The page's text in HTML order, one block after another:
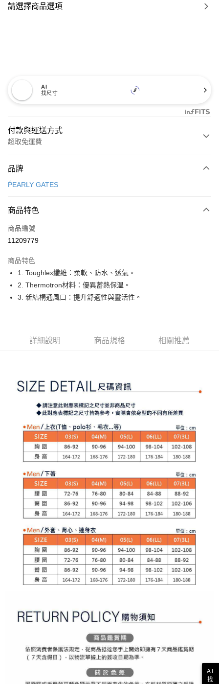
請選擇商品選項
AI
找尺寸
付款與運送方式
超取免運費
信用卡一次付款
LINE Pay
Apple Pay
悠遊付
大哥付你分期
相關說明
成交易。
【繳款方式說明】
1.分期款項不併入電信帳單，「大哥付你分期」於每月結算日後寄送繳費提
2.透過簡訊連結打開帳單後，可選擇「超商條碼／台灣大直營門市／銀行轉
【注意事項】
1.本服務係由「台灣大哥大股份有限公司」（以下簡稱本公司）所提供，讓
用戶於交易時，得透過本服務購買商品或服務，並由商店將買賣／分期付款
2.基於同意付款使用「大哥付你分期」之契約關係目的，商店將以您的個人
資料（包含姓名、電話或地址）提供予台灣大哥大進項蒐集、處理及利用，
由本公司與您本人進行分期帳單所需資料之確認、核對及更正。
3.完整用戶服務條款，請詳閱以下連結：https://oppay.tw/userRule
【關於「AFTEE先享後付」】
AFTEE先享後付是「在收到商品之後才付款」的支付方式。 讓您購物簡單
３．安心：先確認商品／服務後，再付款。
１．於結帳方式選擇「AFTEE先享後付」後，將跳轉至「AFTEE先享後付」
結帳頁面，進行簡訊認證並確認金額後，即可完成結帳。
２．訂單成立數日內，您將收到繳費通知簡訊。
３．收到繳費通知簡訊後14天內，點擊此簡訊中的連結，可透過四大超商／
ATM／網路銀行／等多元方式進行付款，方視為交易完成。
※ 請注意：結帳手續完成當下不需立刻繳費，但若您需要取消訂單，請聯絡
購買商品的店家。未經商家同意取消之訂單仍視為有效，需透過AFTEE先享
※ 交易是否成功請以「AFTEE先享後付 」之結帳頁面顯示為準，若有關於
是否繳費成功／繳費後需取消欲退款等相關疑問，請聯繫「AFTEE先享後付
客戶支援中心」
https://netprotections.freshdesk.com/support/home
【注意事項】
易，需依本服務之必要範圍內提供個人資料，並將交易相關給付款項請求債
權轉讓予恩沛科技股份有限公司。
２．關於個人資料處理事宜，請瀏覽以下網址：
https://aftee.tw/terms/#terms3
３．未成年的使用者請事先徵得法定代理人或監護人之同意方可使用
「AFTEE先享後付」，若未經同意申辦者引起之損失，本公司不負相關責
任。
請求用戶進行身份認證。
５．嚴禁一人註冊多個帳號或使用他人資訊註冊。若發現惡意使用之情形，
ATM付款
全家取貨付款
付款後全家取貨
免運費
萊爾富取貨付款
免運費
付款後萊爾富取貨
免運費
7-11取貨付款
付款後7-11取貨
免運費
免運費
免運費
品牌
ṔEARLY GATES
商品特色
商品編號
11209779
商品特色
1. Toughlex纖維：柔軟、防水、透氣。
2. Thermotron材料：優異蓄熱保溫。
3. 新結構通風口：提升舒適性與靈活性。
詳細說明 商品規格 相關推薦
AI
找